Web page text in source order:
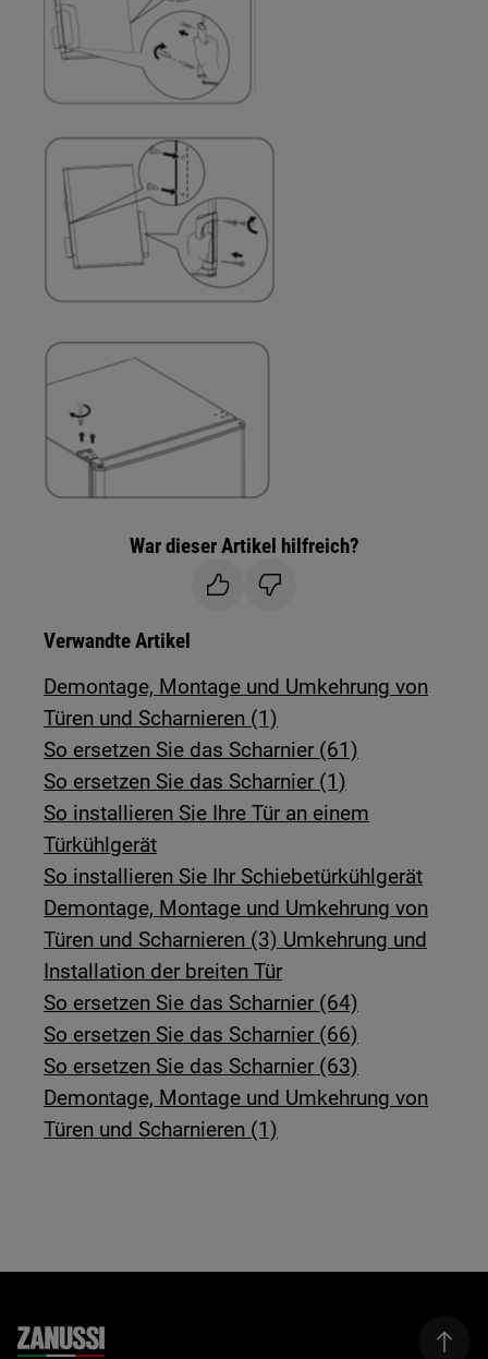
War dieser Artikel hilfreich?
Verwandte Artikel
Demontage, Montage und Umkehrung von
Türen und Scharnieren (1)
So ersetzen Sie das Scharnier (61)
So ersetzen Sie das Scharnier (1)
So installieren Sie Ihre Tür an einem
Türkühlgerät
So installieren Sie Ihr Schiebetürkühlgerät
Demontage, Montage und Umkehrung von
Türen und Scharnieren (3) Umkehrung und
Installation der breiten Tür
So ersetzen Sie das Scharnier (64)
So ersetzen Sie das Scharnier (66)
So ersetzen Sie das Scharnier (63)
Demontage, Montage und Umkehrung von
Türen und Scharnieren (1)